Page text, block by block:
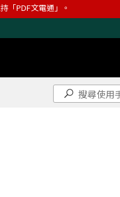
「PDF文電通」。